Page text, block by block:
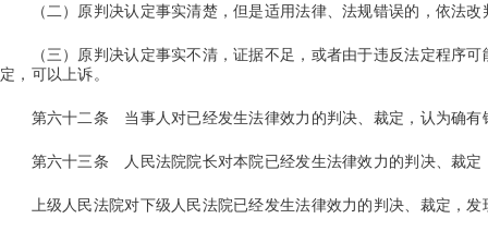
（二）原判决认定事实清楚，但是适用法律、法规错误的，依法改
（三）原判决认定事实不清，证据不足，或者由于违反法定程序可
定，可以上诉。
第六十二条 当事人对已经发生法律效力的判决、裁定，认为确
第六十三条 人民法院院长对本院已经发生法律效力的判决、裁
上级人民法院对下级人民法院已经发生法律效力的判决、裁定，发